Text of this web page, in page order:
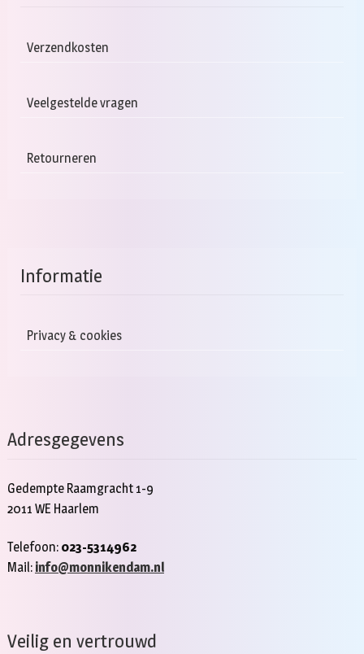
Verzendkosten
Veelgestelde vragen
Retourneren
Informatie
Privacy & cookies
Adresgegevens
Gedempte Raamgracht 1-9
2011 WE Haarlem
Telefoon: 023-5314962
Mail: info@monnikendam.nl
Veilig en vertrouwd